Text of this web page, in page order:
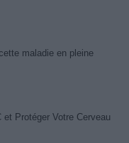
maladie en pleine
Protéger Votre Cerveau